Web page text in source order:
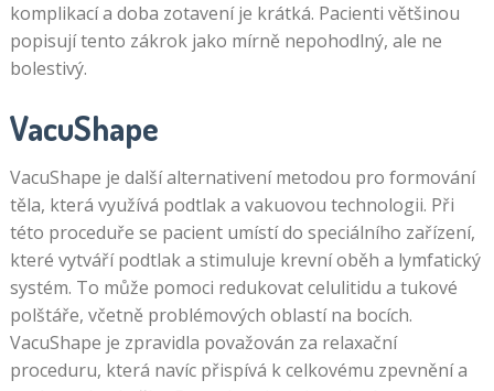
komplikací a doba zotavení je krátká. Pacienti většinou
popisují tento zákrok jako mírně nepohodlný, ale ne
bolestivý.
VacuShape
VacuShape je další alternativení metodou pro formování
těla, která využívá podtlak a vakuovou technologii. Při
této proceduře se pacient umístí do speciálního zařízení,
které vytváří podtlak a stimuluje krevní oběh a lymfatický
systém. To může pomoci redukovat celulitidu a tukové
polštáře, včetně problémových oblastí na bocích.
VacuShape je zpravidla považován za relaxační
proceduru, která navíc přispívá k celkovému zpevnění a